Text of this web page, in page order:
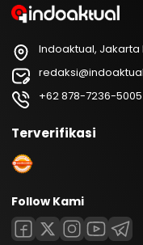
Indoaktual, Jakarta
+62 878-7236-5005
Terverifikasi
Follow Kami